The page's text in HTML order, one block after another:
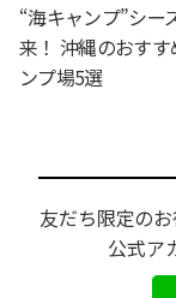
“海キャンプ”シー
来！ 沖縄のおすす
ンプ場5選
友だち限定の
公式ア